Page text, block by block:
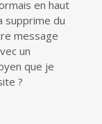
en haut
supprime du
message
un
que je
?